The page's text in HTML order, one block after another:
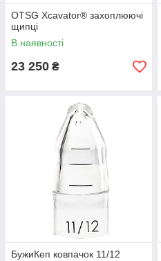
OTSG Xcavator® захоплюючі
щипці
В наявності
23 250 ₴
БужиКеп ковпачок 11/12